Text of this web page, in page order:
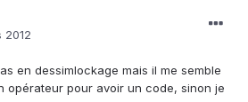
2012
en dessimlockage mais il me semble
opérateur pour avoir un code, sinon je